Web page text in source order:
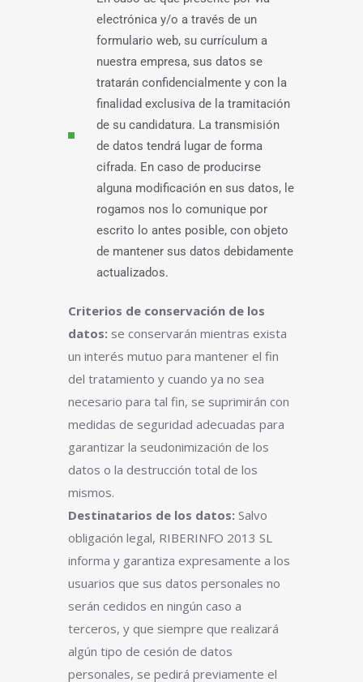
electrónica y/o a través de un
formulario web, su currículum a
nuestra empresa, sus datos se
tratarán confidencialmente y con la
finalidad exclusiva de la tramitación
de su candidatura. La transmisión
de datos tendrá lugar de forma
cifrada. En caso de producirse
alguna modificación en sus datos, le
rogamos nos lo comunique por
escrito lo antes posible, con objeto
de mantener sus datos debidamente
actualizados.
Criterios de conservación de los
datos: se conservarán mientras exista
un interés mutuo para mantener el fin
del tratamiento y cuando ya no sea
necesario para tal fin, se suprimirán con
medidas de seguridad adecuadas para
garantizar la seudonimización de los
datos o la destrucción total de los
mismos.
Destinatarios de los datos: Salvo
obligación legal, RIBERINFO 2013 SL
informa y garantiza expresamente a los
usuarios que sus datos personales no
serán cedidos en ningún caso a
terceros, y que siempre que realizará
algún tipo de cesión de datos
personales, se pedirá previamente el